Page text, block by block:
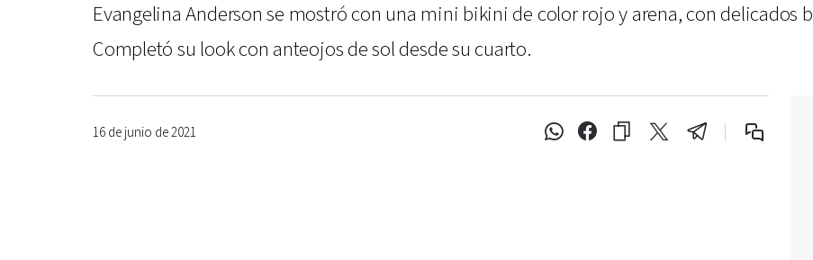
Evangelina Anderson se mostró con una mini bikini de color rojo y arena, con delicados
Completó su look con anteojos de sol desde su cuarto.
16 de junio de 2021